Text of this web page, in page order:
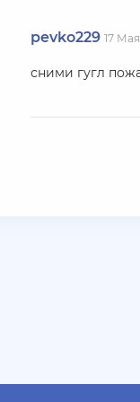
pevko229 17
сними гугл